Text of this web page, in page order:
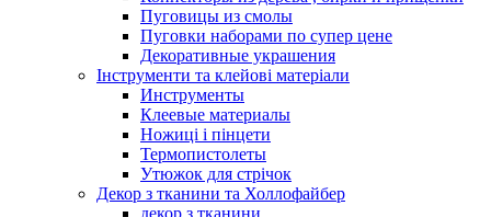
Пуговицы из смолы
Пуговки наборами по супер цене
Декоративные украшения
Інструменти та клейові матеріали
Инструменты
Клеевые материалы
Ножиці і пінцети
Термопистолеты
Утюжок для стрічок
Декор з тканини та Холлофайбер
декор з тканини